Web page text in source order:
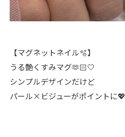
⁡【マグネットネイル🫧】
うる艶くすみマグ🫶🏻︎‎🤍
シンプルデザインだけど
パール×ビジューがポイントに💖